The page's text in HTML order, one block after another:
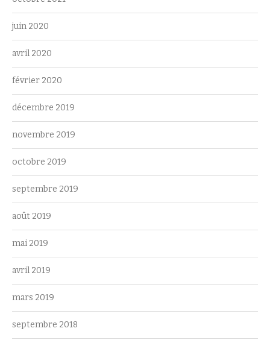
juin 2020
avril 2020
février 2020
décembre 2019
novembre 2019
octobre 2019
septembre 2019
août 2019
mai 2019
avril 2019
mars 2019
septembre 2018